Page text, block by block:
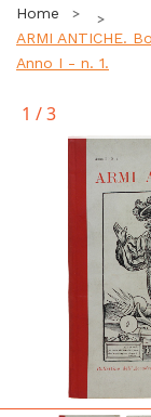
Home
ARMI ANTICHE.
Anno I - n. 1.
1 /3